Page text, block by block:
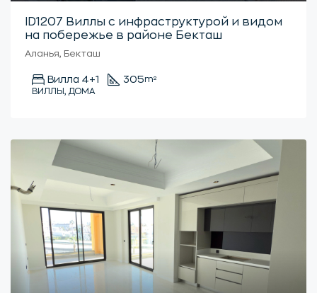
ID1207 Виллы с инфраструктурой и видом
на побережье в районе Бекташ
Аланья, Бекташ
Вилла 4+1 305m²
ВИЛЛЫ, ДОМА